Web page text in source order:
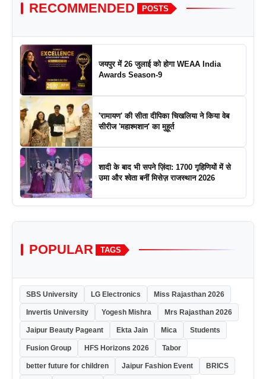
RECOMMENDED POSTS
जयपुर में 26 जुलाई को होगा WEAA India
Awards Season-9
'रामायण' की सीता दीपिका चिखलिया ने किया वेब
सीरीज 'महाश्मशान' का मुहूर्त
शादी के बाद भी सपने ज़िंदा: 1700 गृहिणियों में से
उमा और श्वेता बनीं मिसेज़ राजस्थान 2026
POPULAR TAGS
SBS University LG Electronics Miss Rajasthan 2026
Invertis University Yogesh Mishra Mrs Rajasthan 2026
Jaipur Beauty Pageant Ekta Jain Mica Students
Fusion Group HFS Horizons 2026 Tabor
better future for children Jaipur Fashion Event BRICS